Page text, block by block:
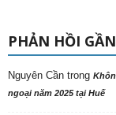
PHẢN HỒI
Nguyên Cần trong
ngoại năm 2025 tại Huế